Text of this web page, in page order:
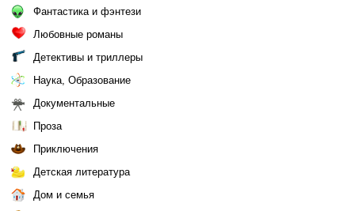
Фантастика и фэнтези
Любовные романы
Детективы и триллеры
Наука, Образование
Документальные
Проза
Приключения
Детская литература
Дом и семья